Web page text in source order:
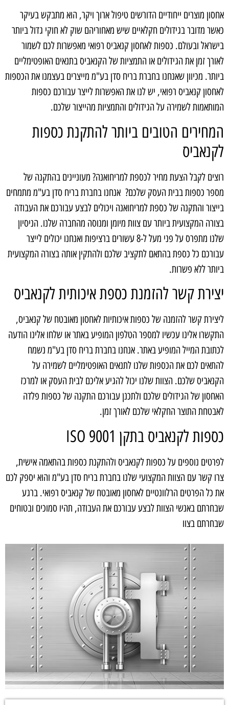
אחסון מוצרים ייחודיים הדורשים טיפול ארוך ויקר, הוא מתבקש בעיקר
כאשר מדובר בגידולים חקלאיים שיש מאחוריהם שוק לא חוקי גדול ביותר
בישראל ובעולם. כספות לאחסון קנאביס רפואי מאפשרות לכם לשמור
לאורך זמן את הגידולים או התמציות של הקנאביס בתנאים האופטימליים
ביותר. מכיוון שאנחנו בחברת בריח סדן בע"מ מייצרים בעצמנו את הכספות
לאחסון קנאביס רפואי, יש לנו את האפשרות לייצר עבורכם כספות
המותאמות לשמירה על הגידולים והתמציות מהייצור שלכם.
המחירים הטובים ביותר להתקנת כספות
לקנאביס
רוצים לקבל הצעת מחיר לכספת למריחואנה? מעוניינים בהתקנה של
מספר כספות בבית העסק שלכם? אנחנו בחברת בריח סדן בע"מ מתמחים
בייצור והתקנה של כספת למריחואנה ויכולים לבצע עבורכם את העבודה
בצורה המקצועית ביותר עם צוות מיומן ומנוסה מהחברה שלנו. הניסיון
שלנו מתפרס על פני מעל ל-8 עשורים ברציפות ואנחנו יכולים לייצר
עבורכם כל כספת בהתאם לתקציב שלכם ולהתקין אותה בצורה המקצועית
ביותר ללא פשרות.
יצירת קשר להזמנת כספת איכותית לקנאביס
ליצירת קשר להזמנה של כספות איכותיות לאחסון מאובטח של קנאביס,
התקשרו אלינו עכשיו למספר הטלפון המופיע באתר או שלחו אלינו הודעה
לכתובת המייל המופיע באתר. אנחנו בחברת בריח סדן בע"מ נשמח
להתאים לכם את הכספות שלנו לתנאים האופטימליים לשמירה על
הקנאביס שלכם. הצוות שלנו יכול להגיע אליכם לבית העסק או למרכז
האחסון של הגידולים שלכם ולתכנן עבורכם התקנה של כספות פלדה
לאבטחת התוצר החקלאי שלכם לאורך זמן.
כספות לקנאביס בתקן ISO 9001
לפרטים נוספים על כספות לקנאביס ולהתקנת כספות בהתאמה אישית,
צרו קשר עם הצוות המקצועי שלנו בחברת בריח סדן בע"מ והוא יספק לכם
את כל הפרטים הרלוונטיים לאחסון מאובטח של קנאביס רפואי. ברגע
שבחרתם באנשי הצוות לבצע עבורכם את העבודה, תהיו סמוכים ובטוחים
שבחרתם בצוו